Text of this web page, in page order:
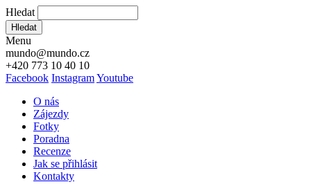
Hledat
Hledat
Menu
mundo@mundo.cz
+420 773 10 40 10
Facebook InstagramYoutube
O nás
Zájezdy
Fotky
Poradna
Recenze
Jak se přihlásit
Kontakty